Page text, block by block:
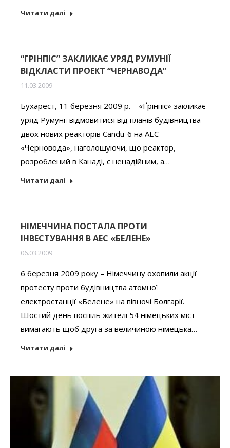
Читати далі
“ГРІНПІС” ЗАКЛИКАЄ УРЯД РУМУНІЇ
ВІДКЛАСТИ ПРОЕКТ “ЧЕРНАВОДА”
11.03.2009
Бухарест, 11 березня 2009 р. – «Ґрінпіс» закликає
уряд Румунії відмовитися від планів будівництва
двох нових реакторів Candu-6 на АЕС
«Черновода», наголошуючи, що реактор,
розроблений в Канаді, є ненадійним, а…
Читати далі
НІМЕЧЧИНА ПОСТАЛА ПРОТИ
ІНВЕСТУВАННЯ В АЕС «БЕЛЕНЕ»
06.03.2009
6 березня 2009 року – Німеччину охопили акції
протесту проти будівництва атомної
електростанції «Белене» на півночі Болгарії.
Шостий день поспіль жителі 54 німецьких міст
вимагають щоб друга за величиною німецька…
Читати далі